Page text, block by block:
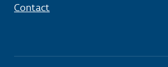
Contact